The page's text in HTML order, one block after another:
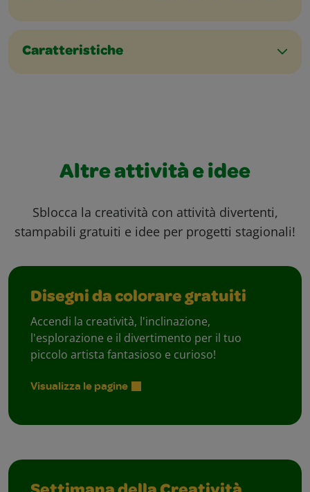
Caratteristiche
Altre attività e idee
Sblocca la creatività con attività divertenti,
stampabili gratuiti e idee per progetti stagionali!
Disegni da colorare gratuiti
Accendi la creatività, l'inclinazione,
l'esplorazione e il divertimento per il tuo
piccolo artista fantasioso e curioso!
Visualizza le pagine